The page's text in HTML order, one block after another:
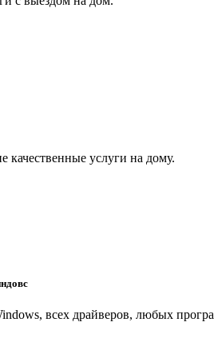
качественные услуги на дому.
всех драйверов, любых